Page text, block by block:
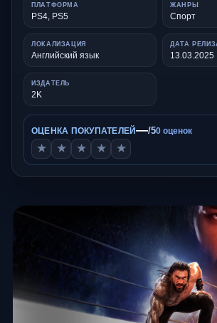
ПЛАТФОРМА
PS4, PS5
ЖАНРЫ
Спорт
ЛОКАЛИЗАЦИЯ
Английский язык
ДАТА
13.03.2025
ИЗДАТЕЛЬ
2K
ОЦЕНКА ПОКУПАТЕЛЕЙ—/50 оценок
★ ★ ★ ★ ★